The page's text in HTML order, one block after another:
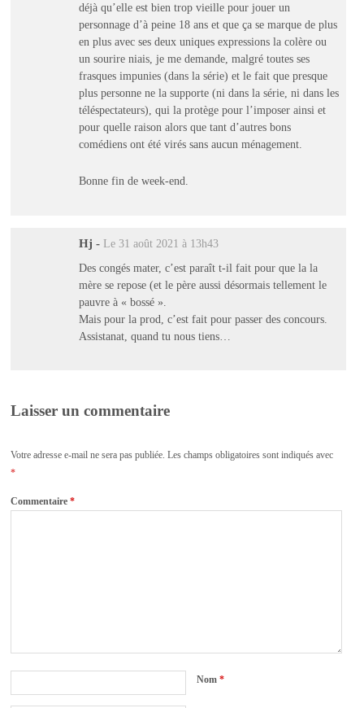
déjà qu’elle est bien trop vieille pour jouer un
personnage d’à peine 18 ans et que ça se marque de plus
en plus avec ses deux uniques expressions la colère ou
un sourire niais, je me demande, malgré toutes ses
frasques impunies (dans la série) et le fait que presque
plus personne ne la supporte (ni dans la série, ni dans les
téléspectateurs), qui la protège pour l’imposer ainsi et
pour quelle raison alors que tant d’autres bons
comédiens ont été virés sans aucun ménagement.
Bonne fin de week-end.
Hj - Le 31 août 2021 à 13h43
Des congés mater, c’est paraît t-il fait pour que la la
mère se repose (et le père aussi désormais tellement le
pauvre à « bossé ».
Mais pour la prod, c’est fait pour passer des concours.
Assistanat, quand tu nous tiens…
Laisser un commentaire
Votre adresse e-mail ne sera pas publiée. Les champs obligatoires sont indiqués avec
*
Commentaire*
Nom*